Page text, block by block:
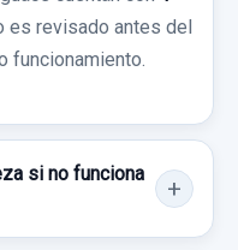
es revisado antes del
funcionamiento.
si no funciona